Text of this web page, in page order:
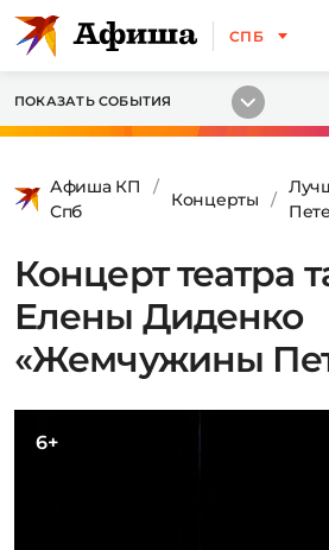
СПБ
ПОКАЗАТЬ СОБЫТИЯ
Афиша КП
Спб
Концерты
Концерт театра
Елены Диденко
«Жемчужины
6+